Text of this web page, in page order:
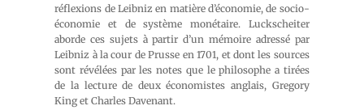
réflexions de Leibniz en matière d’économie, de socio-
économie et de système monétaire. Luckscheiter
aborde ces sujets à partir d’un mémoire adressé par
Leibniz à la cour de Prusse en 1701, et dont les sources
sont révélées par les notes que le philosophe a tirées
de la lecture de deux économistes anglais, Gregory
King et Charles Davenant.